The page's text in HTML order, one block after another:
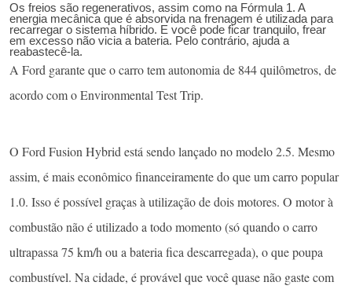
Os freios são regenerativos, assim como na Fórmula 1. A
energia mecânica que é absorvida na frenagem é utilizada para
recarregar o sistema híbrido. E você pode ficar tranquilo, frear
em excesso não vicia a bateria. Pelo contrário, ajuda a
reabastecê-la.
A Ford garante que o carro tem autonomia de 844 quilômetros, de
acordo com o Environmental Test Trip.
O Ford Fusion Hybrid está sendo lançado no modelo 2.5. Mesmo
assim, é mais econômico financeiramente do que um carro popular
1.0. Isso é possível graças à utilização de dois motores. O motor à
combustão não é utilizado a todo momento (só quando o carro
ultrapassa 75 km/h ou a bateria fica descarregada), o que poupa
combustível. Na cidade, é provável que você quase não gaste com